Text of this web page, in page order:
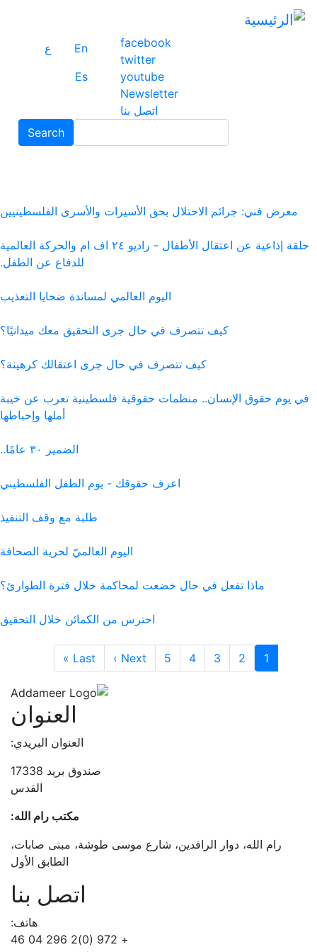
facebook
twitter
youtube
Newsletter
اتصل بنا
En
Es
Search
معرض فني: جرائم الاحتلال بحق الأسيرات والأسرى الفلسطينيين
حلقة إذاعية عن اعتقال الأطفال - راديو ٢٤ اف ام والحركة العالمية
للدفاع عن الطفل.
اليوم العالمي لمساندة ضحايا التعذيب
كيف تتصرف في حال جرى التحقيق معك ميدانيًا؟
كيف تتصرف في حال جرى اعتقالك كرهينة؟
يوم حقوق الإنسان.. منظمات حقوقية فلسطينية تعرب عن خيبة
أملها وإحباطها
الضمير ٣٠ عامًا..
اعرف حقوقك - يوم الطفل الفلسطيني
طلبة مع وقف التنفيذ
اليوم العالميّ لحرية الصحافة
ماذا تفعل في حال خضعت لمحاكمة خلال فترة الطوارئ؟
احترس من الكمائن خلال التحقيق
Pagination
Next ›
Next page
Last »
Last page
العنوان
العنوان البريدي:
صندوق بريد 17338
القدس
مكتب رام الله:
رام الله، دوار الرافدين، شارع موسى طوشة، مبنى صابات،
الطابق الأول
اتصل بنا
هاتف: